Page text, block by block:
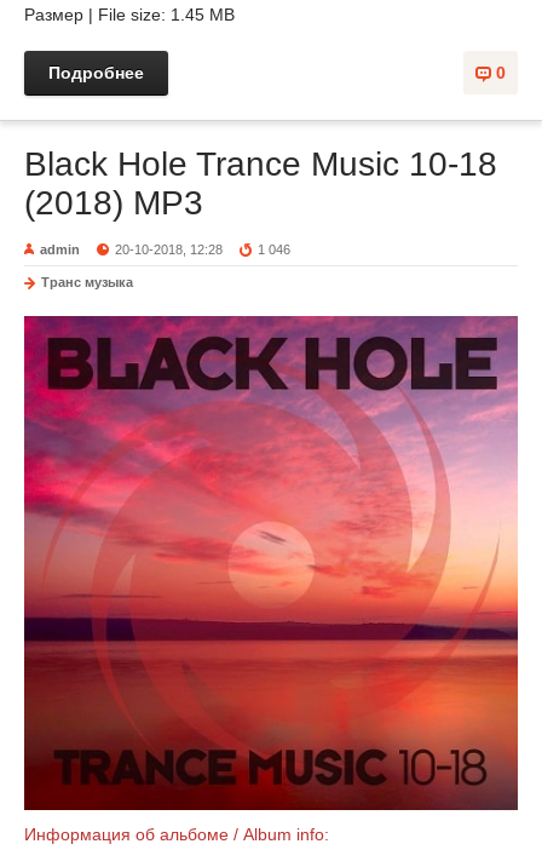
Размер | File size: 1.45 MB
0
Подробнее
Black Hole Trance Music 10-18
(2018) MP3
admin 20-10-2018, 12:28 1 046
Транс музыка
Информация об альбоме / Album info: